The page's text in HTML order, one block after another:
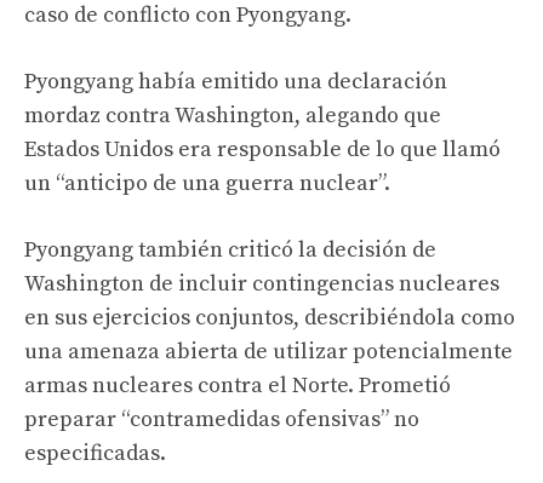
caso de conflicto con Pyongyang.
Pyongyang había emitido una declaración
mordaz contra Washington, alegando que
Estados Unidos era responsable de lo que llamó
un “anticipo de una guerra nuclear”.
Pyongyang también criticó la decisión de
Washington de incluir contingencias nucleares
en sus ejercicios conjuntos, describiéndola como
una amenaza abierta de utilizar potencialmente
armas nucleares contra el Norte. Prometió
preparar “contramedidas ofensivas” no
especificadas.